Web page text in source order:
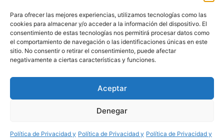
Para ofrecer las mejores experiencias, utilizamos tecnologías como las
cookies para almacenar y/o acceder a la información del dispositivo. El
consentimiento de estas tecnologías nos permitirá procesar datos como
el comportamiento de navegación o las identificaciones únicas en este
sitio. No consentir o retirar el consentimiento, puede afectar
negativamente a ciertas características y funciones.
Aceptar
Denegar
Política de Privacidad y Política de Privacidad y Política de Privacidad y